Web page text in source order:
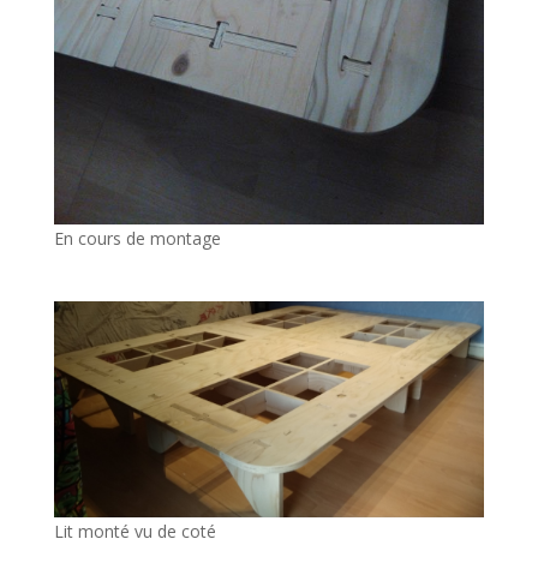
En cours de montage
Lit monté vu de coté